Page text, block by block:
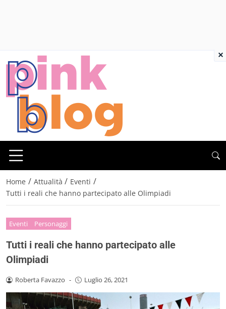
Home / Attualità / Eventi /
Tutti i reali che hanno partecipato alle Olimpiadi
Eventi Personaggi
Tutti i reali che hanno partecipato alle
Olimpiadi
Roberta Favazzo - Luglio 26, 2021
×